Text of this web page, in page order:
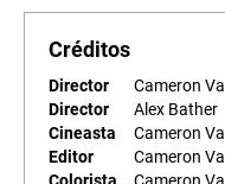
Créditos
Director
Cameron
Director
Alex Bather
Cineasta
Cameron
Editor
Cameron
Colorista
Cameron